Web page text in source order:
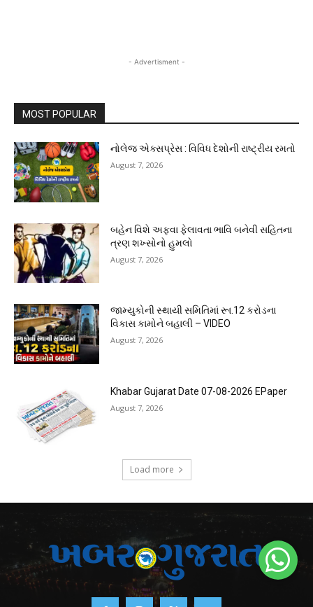
- Advertisment -
MOST POPULAR
નોલેજ એક્સપ્રેસ : વિવિધ દેશોની રાષ્ટ્રીય રમતો
August 7, 2026
બહેન વિશે અફવા ફેલાવતા ભાવિ બનેવી સહિતના
ત્રણ શખ્સોનો હુમલો
August 7, 2026
જામ્યુકોની સ્થાયી સમિતિમાં રૂા.12 કરોડના
વિકાસ કામોને બહાલી – VIDEO
August 7, 2026
Khabar Gujarat Date 07-08-2026 EPaper
August 7, 2026
Load more